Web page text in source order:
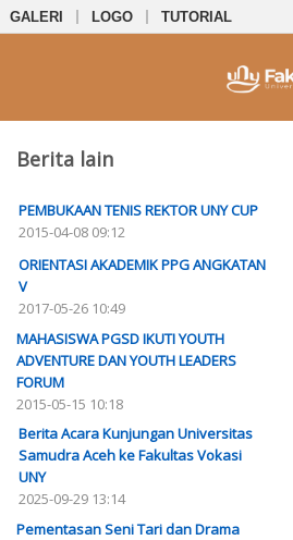
GALERI LOGO TUTORIAL
Berita lain
PEMBUKAAN TENIS REKTOR UNY CUP
2015-04-08 09:12
ORIENTASI AKADEMIK PPG ANGKATAN
V
2017-05-26 10:49
MAHASISWA PGSD IKUTI YOUTH
ADVENTURE DAN YOUTH LEADERS
FORUM
2015-05-15 10:18
Berita Acara Kunjungan Universitas
Samudra Aceh ke Fakultas Vokasi
UNY
2025-09-29 13:14
Pementasan Seni Tari dan Drama